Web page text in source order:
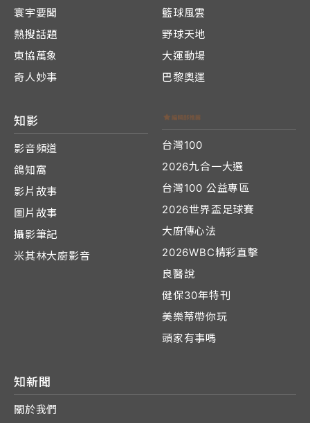
寰宇要聞
熱搜話題
東協萬象
奇人妙事
籃球風雲
野球天地
大運動場
巴黎奧運
知影
影音頻道
鴿知窩
影片故事
圖片故事
攝影筆記
米其林大廚影音
台灣100
2026九合一大選
台灣100 公益專區
2026世界盃足球賽
大廚傳心法
2026WBC精彩直擊
良醫說
健保30年特刊
美樂蒂帶你玩
頭家有事嗎
知新聞
關於我們